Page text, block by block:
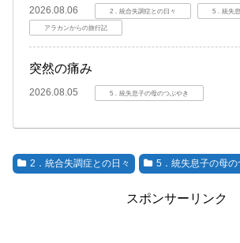
2026.08.06 2．統合失調症との日々 5．統失
アラカンからの旅行記
突然の痛み
2026.08.05 5．統失息子の母のつぶやき
2．統合失調症との日々 5．統失息子の母の
スポンサーリンク